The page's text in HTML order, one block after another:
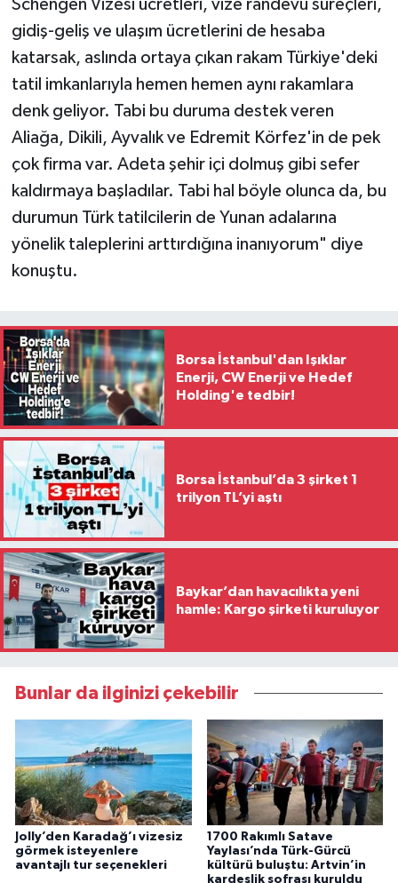
Schengen Vizesi ücretleri, vize randevu süreçleri,
gidiş-geliş ve ulaşım ücretlerini de hesaba
katarsak, aslında ortaya çıkan rakam Türkiye'deki
tatil imkanlarıyla hemen hemen aynı rakamlara
denk geliyor. Tabi bu duruma destek veren
Aliağa, Dikili, Ayvalık ve Edremit Körfez'in de pek
çok firma var. Adeta şehir içi dolmuş gibi sefer
kaldırmaya başladılar. Tabi hal böyle olunca da, bu
durumun Türk tatilcilerin de Yunan adalarına
yönelik taleplerini arttırdığına inanıyorum" diye
konuştu.
Borsa İstanbul'dan Işıklar
Enerji, CW Enerji ve Hedef
Holding'e tedbir!
Borsa İstanbul’da 3 şirket 1
trilyon TL’yi aştı
Baykar’dan havacılıkta yeni
hamle: Kargo şirketi kuruluyor
Bunlar da ilginizi çekebilir
Jolly’den Karadağ’ı vizesiz
görmek isteyenlere
avantajlı tur seçenekleri
1700 Rakımlı Satave
Yaylası’nda Türk-Gürcü
kültürü buluştu: Artvin’in
kardeşlik sofrası kuruldu